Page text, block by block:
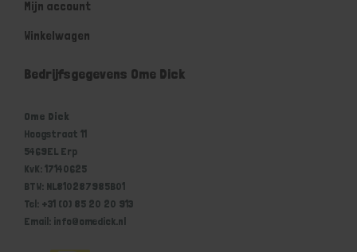
Mijn account
Winkelwagen
Bedrijfsgegevens Ome Dick
Ome Dick
Hoogstraat 11
5469EL Erp
KvK: 17140625
BTW: NL810287985B01
Tel: +31 (0) 85 20 20 913
Email: info@omedick.nl